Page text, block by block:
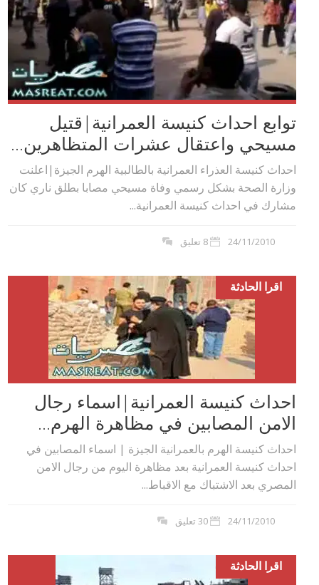
توابع احداث كنيسة العمرانية|قتيل
مسيحي واعتقال عشرات المتظاهرين...
احداث كنيسة العذراء العمرانية بالطالبية الهرم الجيزة|اعلنت
وزارة الصحة بشكل رسمي وفاة مسيحي مصابا بطلق ناري كان
مشارك في احداث كنيسة العمرانية...
24/11/2010 8 تعليق
اقرا الحادثة
احداث كنيسة العمرانية|اسماء رجال
الامن المصابين في مظاهرة الهرم...
احداث كنيسة الهرم بالعمرانية الجيزة | اسماء المصابين في
احداث كنيسة العمرانية بعد مظاهرة اليوم من رجال الامن
المصري بعد الاشتباك مع الاقباط...
24/11/2010 30 تعليق
اقرا الحادثة